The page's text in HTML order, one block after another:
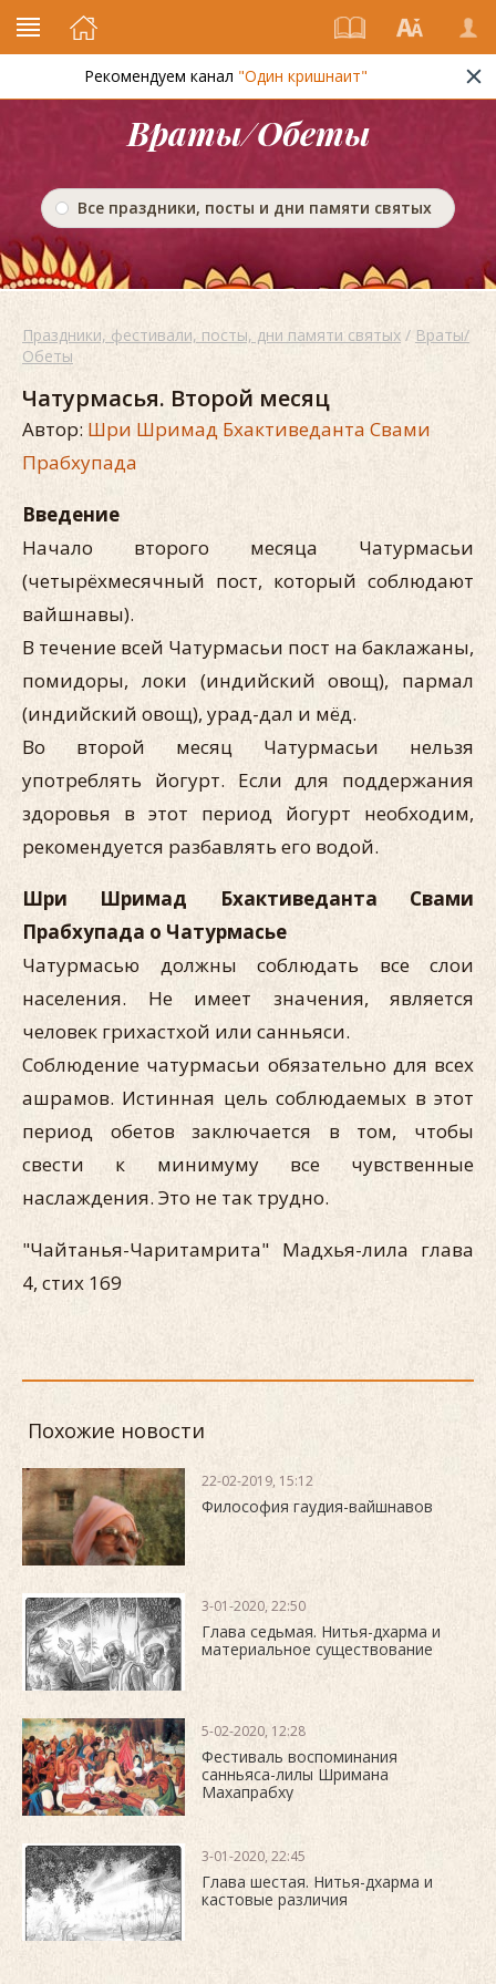
Рекомендуем канал "Один кришнаит"
Враты/Обеты
Все праздники, посты и дни памяти святых
Праздники, фестивали, посты, дни памяти святых / Враты/
Обеты
Чатурмасья. Второй месяц
Автор: Шри Шримад Бхактиведанта Свами
Прабхупада
Введение
Начало второго месяца Чатурмасьи
(четырёхмесячный пост, который соблюдают
вайшнавы).
В течение всей Чатурмасьи пост на баклажаны,
помидоры, локи (индийский овощ), пармал
(индийский овощ), урад-дал и мёд.
Во второй месяц Чатурмасьи нельзя
употреблять йогурт. Если для поддержания
здоровья в этот период йогурт необходим,
рекомендуется разбавлять его водой.
Шри Шримад Бхактиведанта Свами
Прабхупада о Чатурмасье
Чатурмасью должны соблюдать все слои
населения. Не имеет значения, является
человек грихастхой или санньяси.
Соблюдение чатурмасьи обязательно для всех
ашрамов. Истинная цель соблюдаемых в этот
период обетов заключается в том, чтобы
свести к минимуму все чувственные
наслаждения. Это не так трудно.
"Чайтанья-Чаритамрита" Мадхья-лила глава
4, стих 169
Похожие новости
22-02-2019, 15:12
Философия гаудия-вайшнавов
3-01-2020, 22:50
Глава седьмая. Нитья-дхарма и
материальное существование
5-02-2020, 12:28
Фестиваль воспоминания
санньяса-лилы Шримана
Махапрабху
3-01-2020, 22:45
Глава шестая. Нитья-дхарма и
кастовые различия